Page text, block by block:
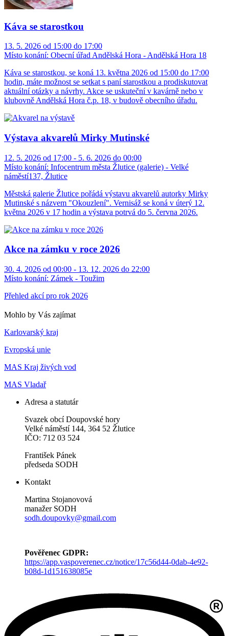
Káva se starostkou
13. 5. 2026 od 15:00 do 17:00
Místo konání: Obecní úřad Andělská Hora - Andělská Hora 18
Káva se starostkou, se koná 13. května 2026 od 15:00 do 17:00
hodin, máte možnost se setkat s paní starostkou a prodiskutovat
aktuální otázky a návrhy. Akce se uskuteční v kavárně nebo v
klubovně Andělská Hora č.p. 18, v budově obecního úřadu.
Výstava akvarelů Mirky Mutinské
12. 5. 2026 od 17:00 - 5. 6. 2026 do 00:00
Místo konání: Infocentrum města Žlutice (galerie) - Velké
náměstí137, Žlutice
Městská galerie Žlutice pořádá výstavu akvarelů autorky Mirky
Mutinské s názvem "Okouzlení". Vernisáž se koná v úterý 12.
května 2026 v 17 hodin a výstava potrvá do 5. června 2026.
Akce na zámku v roce 2026
30. 4. 2026 od 00:00 - 13. 12. 2026 do 22:00
Místo konání: Zámek - Toužim
Přehled akcí pro rok 2026
Mohlo by Vás zajímat
Karlovarský kraj
Evropská unie
MAS Kraj živých vod
MAS Vladař
Adresa a statutár
Svazek obcí Doupovské hory
Velké náměstí 144, 364 52 Žlutice
IČO: 712 03 524
František Pánek
předseda SODH
Kontakt
Martina Stojanovová
manažer SODH
sodh.doupovky@gmail.com
Pověřenec GDPR:
https://app.vaspoverenec.cz/notice/17c56d44-0dab-4e92-
b08d-1d151638085e